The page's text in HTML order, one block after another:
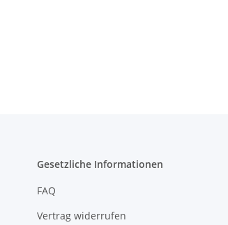
Gesetzliche Informationen
FAQ
Vertrag widerrufen